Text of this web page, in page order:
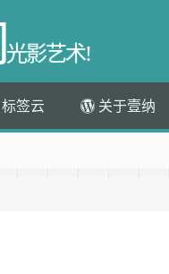
光影艺术!
标签云 关于壹纳